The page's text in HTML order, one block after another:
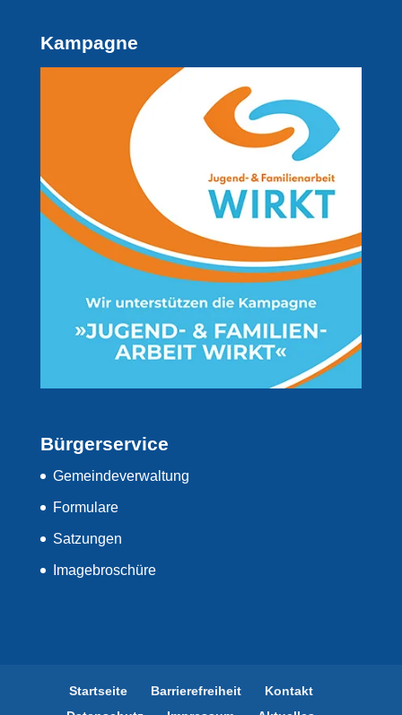
Kampagne
Bürgerservice
Gemeindeverwaltung
Formulare
Satzungen
Imagebroschüre
Startseite Barrierefreiheit
Kontakt